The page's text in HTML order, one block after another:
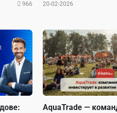
966 20-02-2026
AquaTrade —